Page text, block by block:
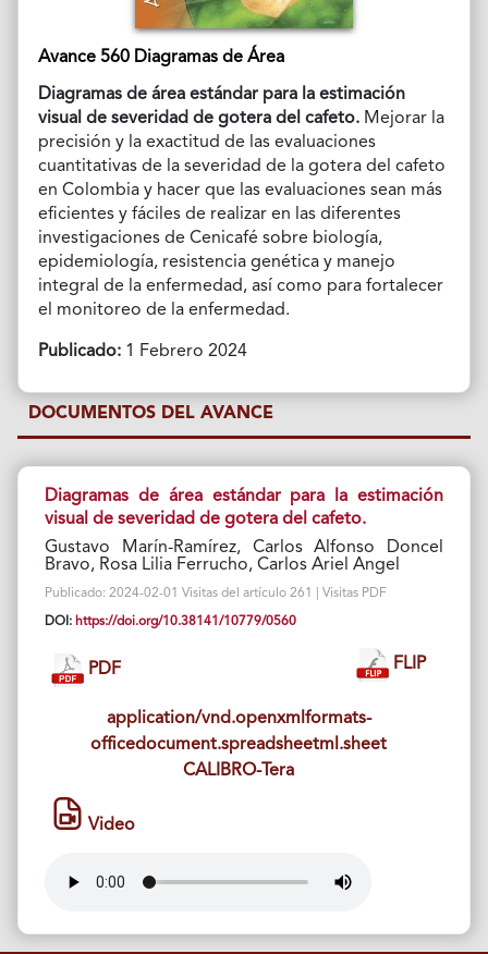
Avance 560 Diagramas de Área
Diagramas de área estándar para la estimación
visual de severidad de gotera del cafeto. Mejorar la
precisión y la exactitud de las evaluaciones
cuantitativas de la severidad de la gotera del cafeto
en Colombia y hacer que las evaluaciones sean más
eficientes y fáciles de realizar en las diferentes
investigaciones de Cenicafé sobre biología,
epidemiología, resistencia genética y manejo
integral de la enfermedad, así como para fortalecer
el monitoreo de la enfermedad.
Publicado:1 Febrero 2024
DOCUMENTOS DEL AVANCE
Diagramas de área estándar para la estimación
visual de severidad de gotera del cafeto.
Gustavo Marín-Ramírez, Carlos Alfonso Doncel
Bravo, Rosa Lilia Ferrucho, Carlos Ariel Angel
Publicado: 2024-02-01 Visitas del artículo 261 | Visitas PDF
DOI: https://doi.org/10.38141/10779/0560
PDF FLIP
application/vnd.openxmlformats-
officedocument.spreadsheetml.sheet
CALIBRO-Tera
Video